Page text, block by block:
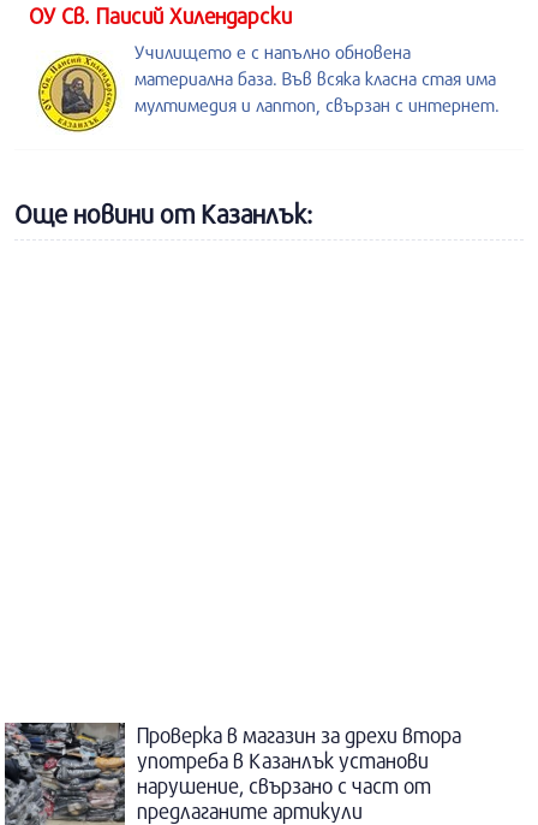
ОУ Св. Паисий Хилендарски
Училището е с напълно обновена
материална база. Във всяка класна стая има
мултимедия и лаптоп, свързан с интернет.
Още новини от Казанлък:
Проверка в магазин за дрехи втора
употреба в Казанлък установи
нарушение, свързано с част от
предлаганите артикули